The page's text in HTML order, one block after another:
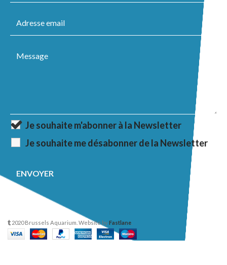
Je souhaite m'abonner à la Newsletter
Je souhaite me désabonner de la Newsletter
2020 Brussels Aquarium. Website byFastlane